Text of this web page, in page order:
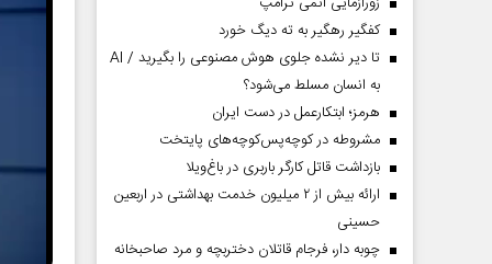
کفگیر رهگیر به ته دیگ خورد
تا دیر نشده جلوی هوش مصنوعی را بگیرید / AI
به انسان مسلط می‌شود؟
هرمز؛ ابتکارعمل در دست ایران
مشروطه در کوچه‌پس‌کوچه‌های پایتخت
بازداشت قاتل کارگر باربری در باغ‌ویلا
ارائه بیش از ۲ میلیون خدمت بهداشتی در اربعین
حسینی
چوبه دار، فرجام قاتلان دختربچه و مرد صاحبخانه